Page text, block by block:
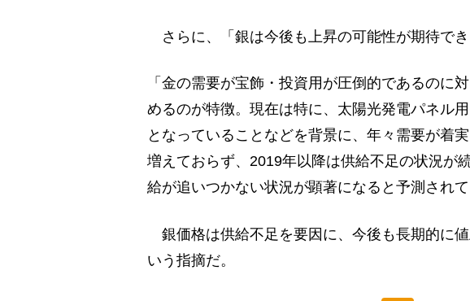
さらに、「銀は今後も上昇の可能性が期待でき
「金の需要が宝飾・投資用が圧倒的であるのに
めるのが特徴。現在は特に、太陽光発電パネル
となっていることなどを背景に、年々需要が着
増えておらず、2019年以降は供給不足の状況が
給が追いつかない状況が顕著になると予測されて
銀価格は供給不足を要因に、今後も長期的に
いう指摘だ。